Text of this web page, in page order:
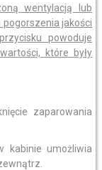
wentylacją lub
jakości
powoduje
które były
zaparowania
kabinie umożliwia